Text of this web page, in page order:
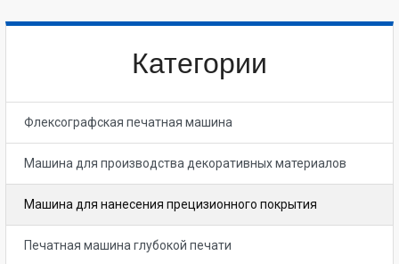
Категории
Флексографская печатная машина
Машина для производства декоративных материалов
Машина для нанесения прецизионного покрытия
Печатная машина глубокой печати